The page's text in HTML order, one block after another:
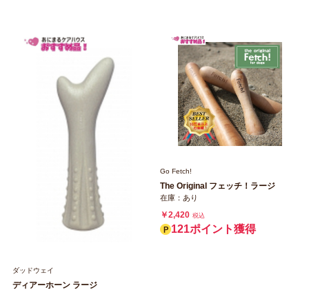
ダッドウェイ
ディアーホーン ラージ
Go Fetch!
The Original フェッチ！ラージ
在庫：あり
￥2,420 税込
121ポイント獲得